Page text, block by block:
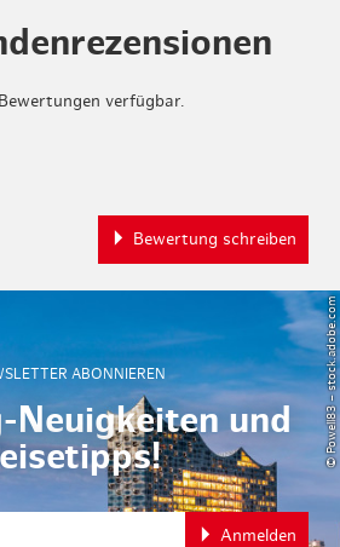
verfügbar.
Bewertung schreiben
ABONNIEREN
Neuigkeiten und
Anmelden
© Powell83 – stock.adobe.com